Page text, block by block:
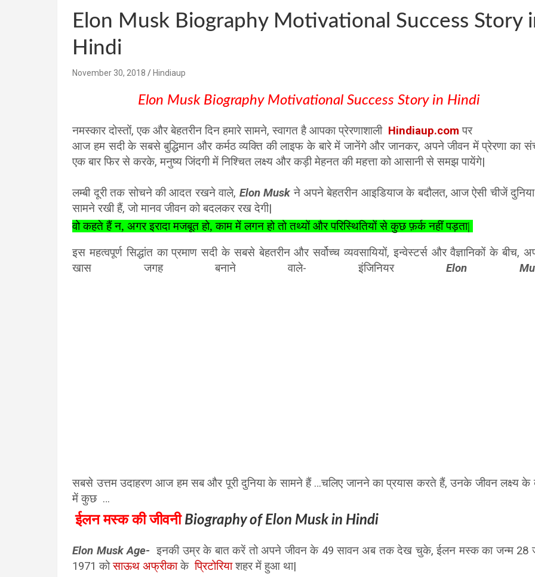
Elon Musk Biography Motivational Success Story
Hindi
November 30, 2018 Hindiaup
Elon Musk Biography Motivational Success Story in Hindi
नमस्कार दोस्तों, एक और बेहतरीन दिन हमारे सामने, स्वागत है आपका प्रेरणाशाली Hindiaup.com पर
आज हम सदी के सबसे बुद्धिमान और कर्मठ व्यक्ति की लाइफ के बारे में जानेंगे और जानकर, अपने जीवन में प्रेरणा का
एक बार फिर से करके, मनुष्य जिंदगी में निश्चित लक्ष्य और कड़ी मेहनत की महत्ता को आसानी से समझ पायेंगे|
लम्बी दूरी तक सोचने की आदत रखने वाले, Elon Musk ने अपने बेहतरीन आइडियाज के बदौलत, आज ऐसी चीजें
सामने रखी हैं, जो मानव जीवन को बदलकर रख देगी|
वो कहते हैं न, अगर इरादा मजबूत हो, काम में लगन हो तो तथ्यों और परिस्थितियों से कुछ फ़र्क नहीं पड़ता|
इस महत्वपूर्ण सिद्धांत का प्रमाण सदी के सबसे बेहतरीन और सर्वोच्च व्यवसायियों, इन्वेस्टर्स और वैज्ञानिकों के बीच,
खास जगह बनाने वाले- इंजिनियरElon
सबसे उत्तम उदाहरण आज हम सब और पूरी दुनिया के सामने हैं …चलिए जानने का प्रयास करते हैं, उनके जीवन लक्ष्य के
में कुछ …
ईलन मस्क की जीवनी Biography of Elon Musk in Hindi
Elon Musk Age- इनकी उम्र के बात करें तो अपने जीवन के 49 सावन अब तक देख चुके, ईलन मस्क का जन्म 28
1971 कोसाऊथ अफ्रीकाकेप्रिटोरियाशहर में हुआ था|